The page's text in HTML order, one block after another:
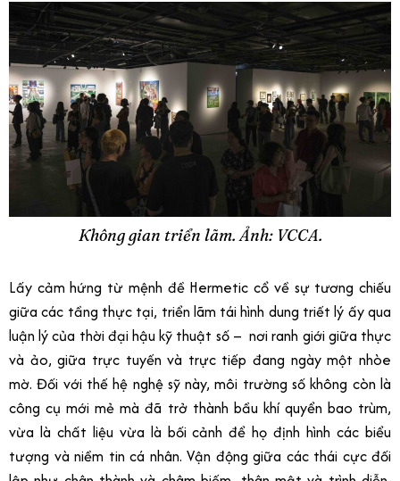
Không gian triển lãm. Ảnh: VCCA.
Lấy cảm hứng từ mệnh đề Hermetic cổ về sự tương chiếu
giữa các tầng thực tại, triển lãm tái hình dung triết lý ấy qua
luận lý của thời đại hậu kỹ thuật số – nơi ranh giới giữa thực
và ảo, giữa trực tuyến và trực tiếp đang ngày một nhòe
mờ. Đối với thế hệ nghệ sỹ này, môi trường số không còn là
công cụ mới mẻ mà đã trở thành bầu khí quyển bao trùm,
vừa là chất liệu vừa là bối cảnh để họ định hình các biểu
tượng và niềm tin cá nhân. Vận động giữa các thái cực đối